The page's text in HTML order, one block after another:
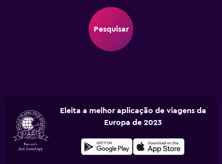
Pesquisar
Eleita a melhor aplicação de viagens da
Europa de 2023